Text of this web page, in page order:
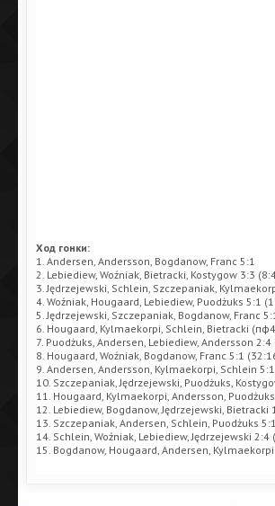
Ход гонки:
1. Andersen, Andersson, Bogdanow, Franc 5:1
2. Lebiediew, Woźniak, Bietracki, Kostygow 3:3
3. Jędrzejewski, Schlein, Szczepaniak,
4. Woźniak, Hougaard, Lebiediew, Puodżuks 5:1
5. Jędrzejewski, Szczepaniak, Bogdanow, Franc
6. Hougaard, Kylmaekorpi, Schlein, Bietracki
7. Puodżuks, Andersen, Lebiediew, Andersson 2:4
8. Hougaard, Woźniak, Bogdanow, Franc 5:1
9. Andersen, Andersson, Kylmaekorpi, Schlein
10. Szczepaniak, Jędrzejewski, Puodżuks,
11. Hougaard, Kylmaekorpi, Andersson,
12. Lebiediew, Bogdanow, Jędrzejewski, Bietracki
13. Szczepaniak, Andersen, Schlein, Puodżuks
14. Schlein, Woźniak, Lebiediew, Jędrzejewski 2:4
15. Bogdanow, Hougaard, Andersen,